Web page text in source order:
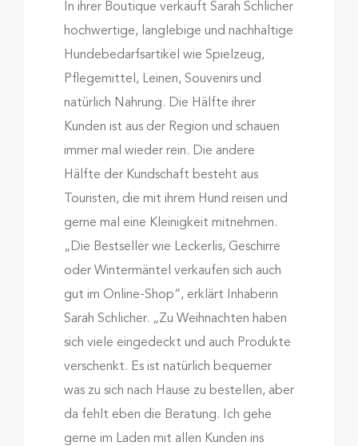
In ihrer Boutique verkauft Sarah Schlicher
hochwertige, langlebige und nachhaltige
Hundebedarfsartikel wie Spielzeug,
Pflegemittel, Leinen, Souvenirs und
natürlich Nahrung. Die Hälfte ihrer
Kunden ist aus der Region und schauen
immer mal wieder rein. Die andere
Hälfte der Kundschaft besteht aus
Touristen, die mit ihrem Hund reisen und
gerne mal eine Kleinigkeit mitnehmen.
„Die Bestseller wie Leckerlis, Geschirre
oder Wintermäntel verkaufen sich auch
gut im Online-Shop“, erklärt Inhaberin
Sarah Schlicher. „Zu Weihnachten haben
sich viele eingedeckt und auch Produkte
verschenkt. Es ist natürlich bequemer
was zu sich nach Hause zu bestellen, aber
da fehlt eben die Beratung. Ich gehe
gerne im Laden mit allen Kunden ins